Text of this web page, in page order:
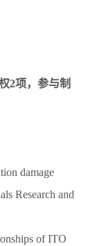
2项，参与制
damage
Research and
of ITO